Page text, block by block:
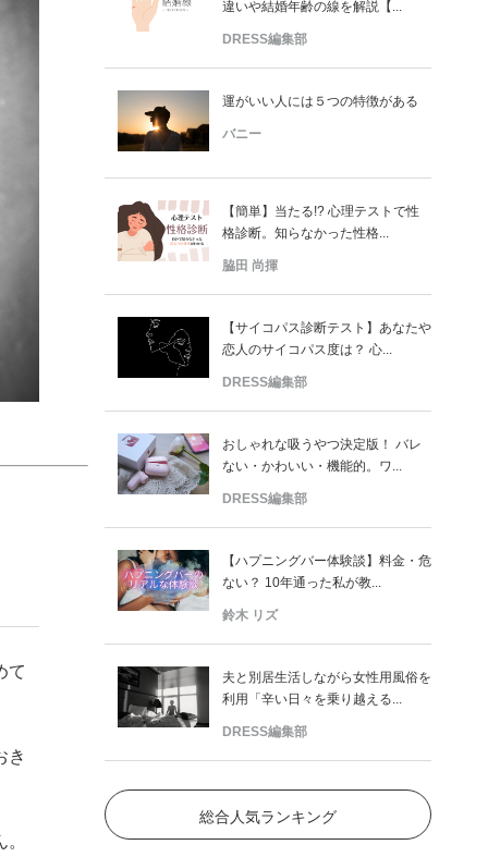
て
き
違いや結婚年齢の線を解説【...
DRESS編集部
運がいい人には５つの特徴がある
バニー
【簡単】当たる!? 心理テストで性
格診断。知らなかった性格...
脇田 尚揮
【サイコパス診断テスト】あなたや
恋人のサイコパス度は？ 心...
DRESS編集部
おしゃれな吸うやつ決定版！ バレ
ない・かわいい・機能的。ワ...
DRESS編集部
【ハプニングバー体験談】料金・危
ない？ 10年通った私が教...
鈴木 リズ
夫と別居生活しながら女性用風俗を
利用「辛い日々を乗り越える...
DRESS編集部
総合人気ランキング